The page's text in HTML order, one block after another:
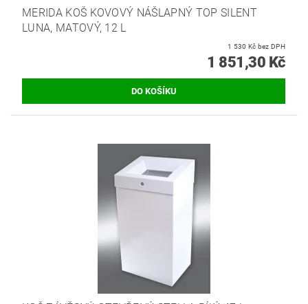
MERIDA KOŠ KOVOVÝ NÁŠLAPNÝ TOP SILENT
LUNA, MATOVÝ, 12 L
1 530 Kč bez DPH
1 851,30 Kč